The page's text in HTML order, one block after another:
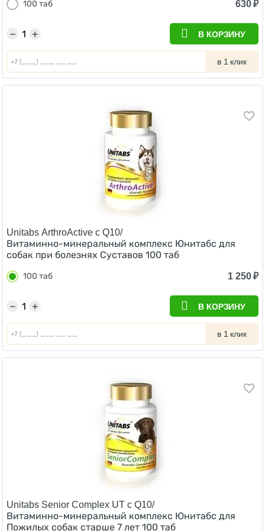
100 таб
630₽
+
− В КОРЗИНУ
в 1 клик
Unitabs ArthroActive c Q10/
Витаминно-минеральный комплекс Юнитабс для
собак при болезнях Суставов 100 таб
100 таб 1 250₽
+
− В КОРЗИНУ
в 1 клик
Unitabs Senior Complex UT c Q10/
Витаминно-минеральный комплекс Юнитабс для
Пожилых собак старше 7 лет 100 таб